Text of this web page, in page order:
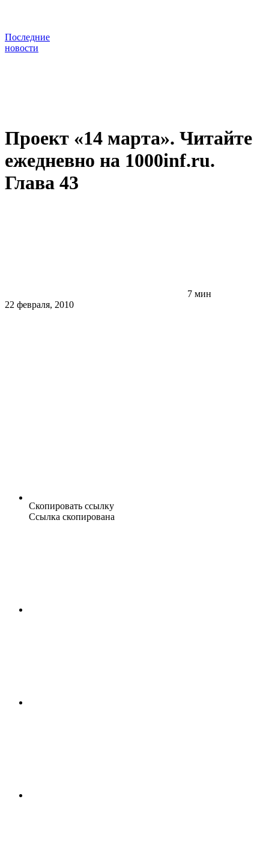
Последние
новости
Проект «14 марта». Читайте
ежедневно на 1000inf.ru.
Глава 43
7 мин
22 февраля, 2010
Скопировать ссылку
Ссылка скопирована